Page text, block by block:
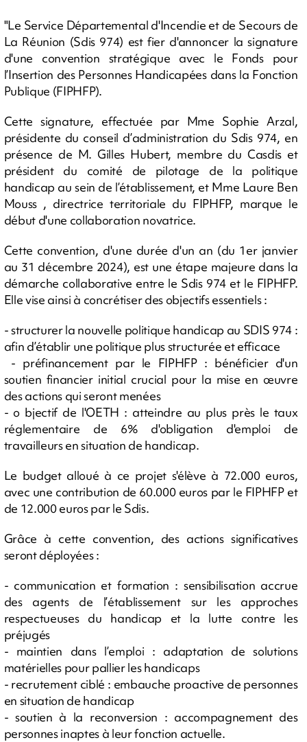
"Le Service Départemental d'Incendie et de Secours de
La Réunion (Sdis 974) est fier d'annoncer la signature
d'une convention stratégique avec le Fonds pour
l’Insertion des Personnes Handicapées dans la Fonction
Publique (FIPHFP).
Cette signature, effectuée par Mme Sophie Arzal,
présidente du conseil d’administration du Sdis 974, en
présence de M. Gilles Hubert, membre du Casdis et
président du comité de pilotage de la politique
handicap au sein de l’établissement, et Mme Laure Ben
Mouss , directrice territoriale du FIPHFP, marque le
début d'une collaboration novatrice.
Cette convention, d'une durée d'un an (du 1er janvier
au 31 décembre 2024), est une étape majeure dans la
démarche collaborative entre le Sdis 974 et le FIPHFP.
Elle vise ainsi à concrétiser des objectifs essentiels :
- structurer la nouvelle politique handicap au SDIS 974 :
afin d’établir une politique plus structurée et efficace
- préfinancement par le FIPHFP : bénéficier d'un
soutien financier initial crucial pour la mise en œuvre
des actions qui seront menées
- o bjectif de l'OETH : atteindre au plus près le taux
réglementaire de 6% d'obligation d'emploi de
travailleurs en situation de handicap.
Le budget alloué à ce projet s'élève à 72.000 euros,
avec une contribution de 60.000 euros par le FIPHFP et
de 12.000 euros par le Sdis.
Grâce à cette convention, des actions significatives
seront déployées :
- communication et formation : sensibilisation accrue
des agents de l’établissement sur les approches
respectueuses du handicap et la lutte contre les
préjugés
- maintien dans l’emploi : adaptation de solutions
matérielles pour pallier les handicaps
- recrutement ciblé : embauche proactive de personnes
en situation de handicap
- soutien à la reconversion : accompagnement des
personnes inaptes à leur fonction actuelle.